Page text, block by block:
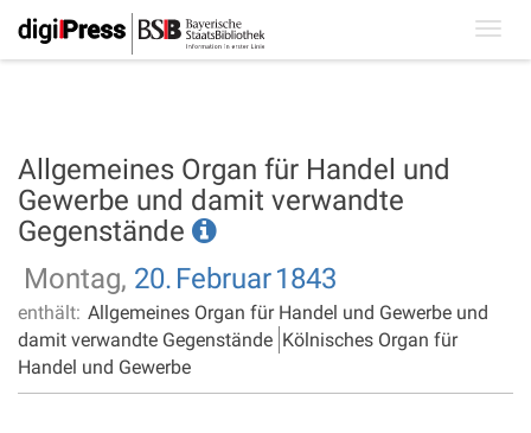
Allgemeines Organ für Handel und
Gewerbe und damit verwandte
Gegenstände
Montag, 20. Februar1843
enthält: Allgemeines Organ für Handel und Gewerbe und
damit verwandte Gegenstände Kölnisches Organ für
Handel und Gewerbe